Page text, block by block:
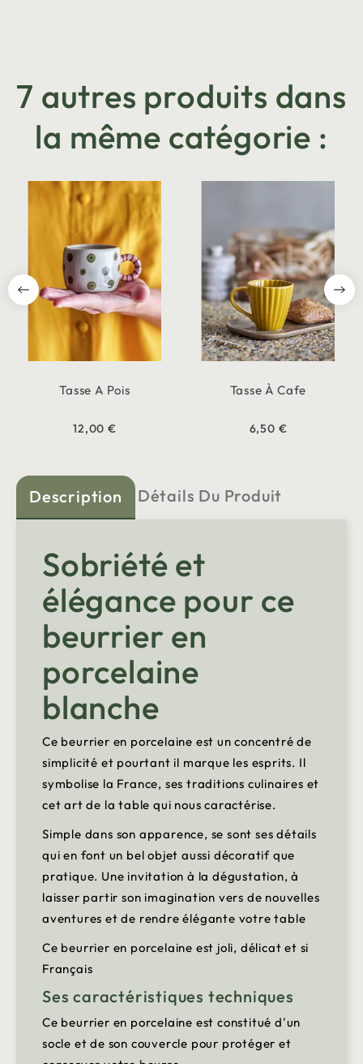
7 autres produits dans
la même catégorie :
Tasse A Pois
12,00 €
Tasse À Cafe
6,50 €
Description Détails Du Produit
Sobriété et
élégance pour ce
beurrier en
porcelaine
blanche
Ce beurrier en porcelaine est un concentré de
simplicité et pourtant il marque les esprits. Il
symbolise la France, ses traditions culinaires et
cet art de la table qui nous caractérise.
Simple dans son apparence, se sont ses détails
qui en font un bel objet aussi décoratif que
pratique. Une invitation à la dégustation, à
laisser partir son imagination vers de nouvelles
aventures et de rendre élégante votre table
Ce beurrier en porcelaine est joli, délicat et si
Français
Ses caractéristiques techniques
Ce beurrier en porcelaine est constitué d'un
socle et de son couvercle pour protéger et